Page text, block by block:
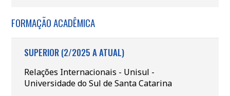
FORMAÇÃO ACADÊMICA
SUPERIOR (2/2025 A ATUAL)
Relações Internacionais - Unisul -
Universidade do Sul de Santa Catarina